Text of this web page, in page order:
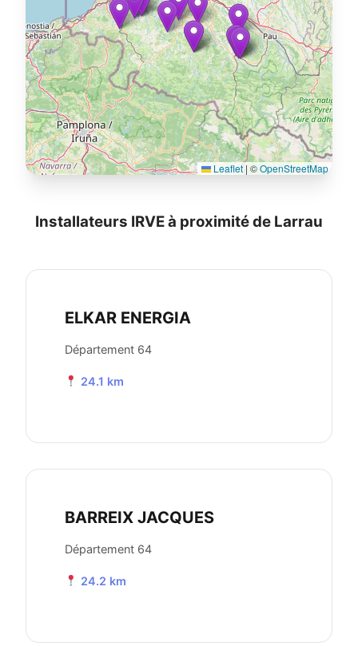
Leaflet | ©OpenStreetMap
Installateurs IRVE à proximité de Larrau
ELKAR ENERGIA
Département 64
24.1 km
BARREIX JACQUES
Département 64
24.2 km